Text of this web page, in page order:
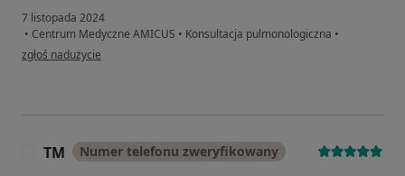
7 listopada 2024
• Centrum Medyczne AMICUS • Konsultacja pulmonologiczna •
w opinii użytkownika Piotr z Mogilna
zgłoś nadużycie
TM Numer telefonu zweryfikowany